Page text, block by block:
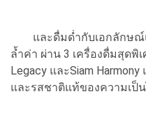
และดื่มด่ำกับเอกลักษณ์
ล้ำค่า ผ่าน 3 เครื่องดื่มสุดพิเ
Legacy และSiam
และรสชาติแท้ของความเป็